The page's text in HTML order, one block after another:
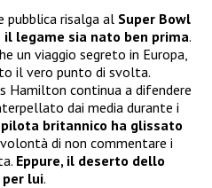
pubblica risalga al Super Bowl
il legame sia nato ben prima.
un viaggio segreto in Europa,
il vero punto di svolta.
Hamilton continua a difendere
dai media durante i
britannico ha glissato
volontà di non commentare i
Eppure, il deserto dello
lui.